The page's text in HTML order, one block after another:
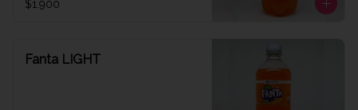
$1.900
Fanta LIGHT